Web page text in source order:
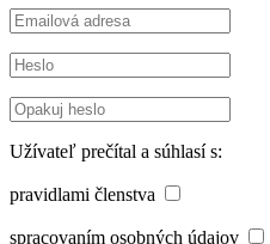
Užívateľ prečítal a súhlasí s:
pravidlami členstva
spracovaním osobných údajov